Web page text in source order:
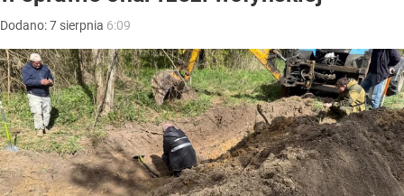
Dodano:7 sierpnia 6:09